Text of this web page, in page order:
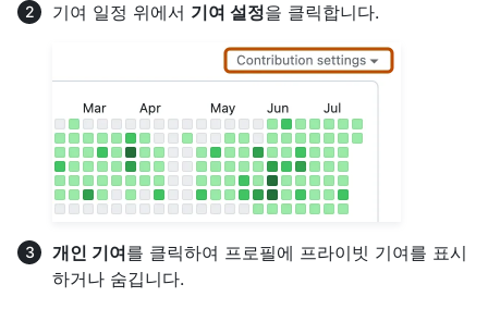
기여 일정 위에서 기여 설정을 클릭합니다.
개인 기여를 클릭하여 프로필에 프라이빗 기여를 표시
하거나 숨깁니다.